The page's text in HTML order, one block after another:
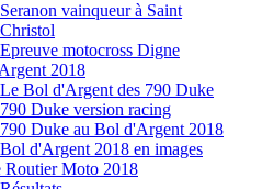
Seranon vainqueur à Saint
Christol
Epreuve motocross Digne
2018
Le Bol d'Argent des 790 Duke
790 Duke version racing
790 Duke au Bol d'Argent 2018
Bol d'Argent 2018 en images
Routier Moto 2018